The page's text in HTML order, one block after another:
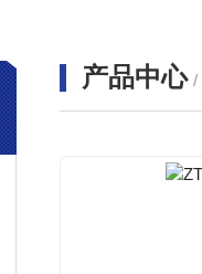
产品中心 /